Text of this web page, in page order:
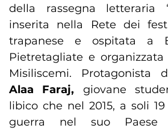
della rassegna letteraria
inserita nella Rete dei
trapanese e ospitata a
Pietretagliate e organizzata
Misiliscemi. Protagonista
Alaa Faraj, giovane
libico che nel 2015, a soli
guerra nel suo Paese